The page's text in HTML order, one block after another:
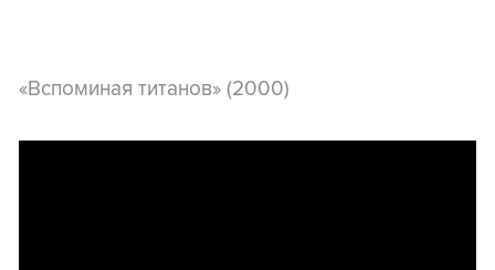
«Вспоминая титанов» (2000)